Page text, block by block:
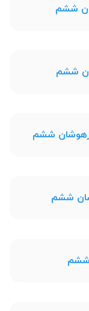
ششم
ششم
ششم
ششم
ششم